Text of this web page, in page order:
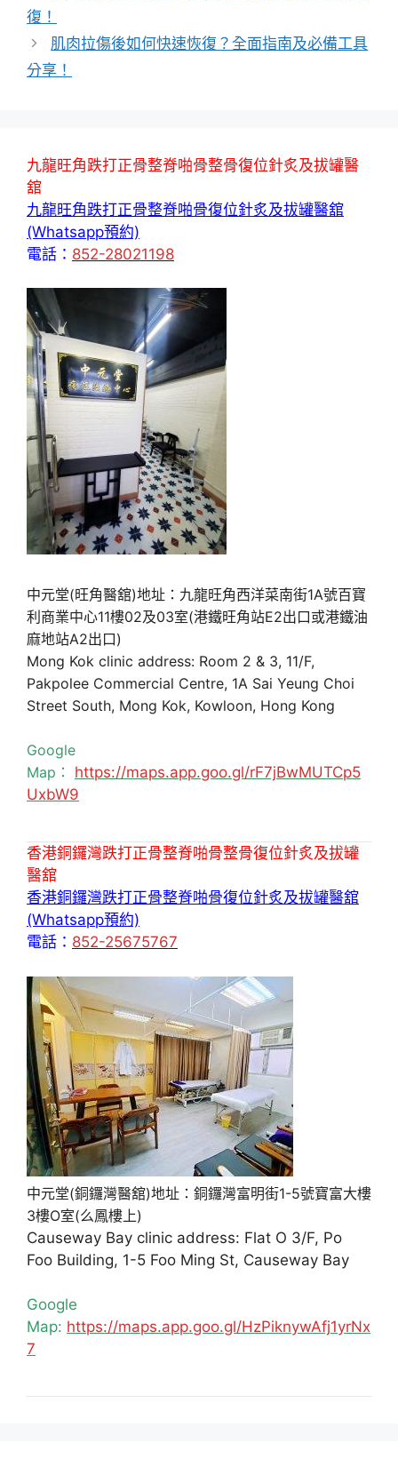
復！
肌肉拉傷後如何快速恢復？全面指南及必備工具
分享！
九龍旺角跌打正骨整脊啪骨整骨復位針炙及拔罐醫
舘
九龍旺角跌打正骨整脊啪骨復位針炙及拔罐醫舘
(Whatsapp預約)
電話： 852-28021198
中元堂(旺角醫舘)地址：九龍旺角西洋菜南街1A號百寶
利商業中心11樓02及03室(港鐵旺角站E2出口或港鐵油
麻地站A2出口)
Mong Kok clinic address: Room 2 & 3, 11/F,
Pakpolee Commercial Centre, 1A Sai Yeung Choi
Street South, Mong Kok, Kowloon, Hong Kong
Google
Map： https://maps.app.goo.gl/rF7jBwMUTCp5
UxbW9
香港銅鑼灣跌打正骨整脊啪骨整骨復位針炙及拔罐
醫舘
香港銅鑼灣跌打正骨整脊啪骨復位針炙及拔罐醫舘
(Whatsapp預約)
電話： 852-25675767
中元堂(銅鑼灣醫舘)地址：銅鑼灣富明街1-5號寶富大樓
3樓O室(么鳳樓上)
Causeway Bay clinic address: Flat O 3/F, Po
Foo Building, 1-5 Foo Ming St, Causeway Bay
Google
Map: https://maps.app.goo.gl/HzPiknywAfj1yrNx
7